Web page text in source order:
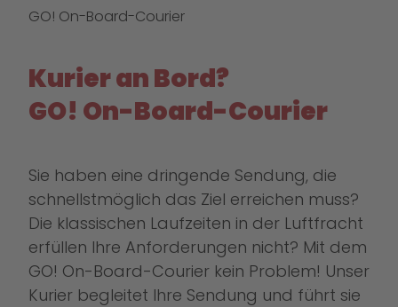
GO! On-Board-Courier
Kurier an Bord?
GO! On-Board-Courier
Sie haben eine dringende Sendung, die
schnellstmöglich das Ziel erreichen muss?
Die klassischen Laufzeiten in der Luftfracht
erfüllen Ihre Anforderungen nicht? Mit dem
GO! On-Board-Courier kein Problem! Unser
Kurier begleitet Ihre Sendung und führt sie